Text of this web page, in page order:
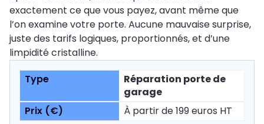
exactement ce que vous payez, avant même que
l’on examine votre porte. Aucune mauvaise surprise,
juste des tarifs logiques, proportionnés, et d’une
limpidité cristalline.
Réparation porte de
garage
À partir de 199 euros HT